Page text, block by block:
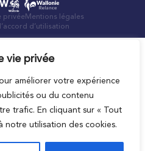
vie privée
améliorer votre expérience
ou du contenu
trafic. En cliquant sur « Tout
notre utilisation des cookies.
privée Mentions légales
d’utilisation